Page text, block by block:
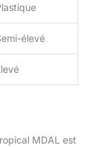
élevé
MDAL est